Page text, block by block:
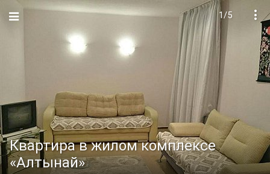

1/5
Квартира в жилом комплексе
«Алтынай»